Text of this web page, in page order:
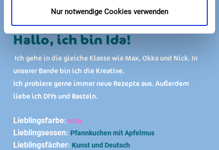
Partner, wie Google LLC (Tagmanager, Analytics)
Daten insbesondere in den USA verarbeitet und dorthin
übermittelt werden.
Nähere Informationen finden Sie in unserer
Datenschutzerklärung .
Nur notwendige Cookies verwenden
Hallo, ich bin Ida!
Ich gehe in die gleiche Klasse wie Max, Okka und Nick. In
unserer Bande bin ich die Kreative.
Ich probiere gerne immer neue Rezepte aus. Außerdem
liebe ich DIYs und Basteln.
Lieblingsfarbe: rosa
Lieblingsessen: Pfannkuchen mit Apfelmus
Lieblingsfächer: Kunst und Deutsch